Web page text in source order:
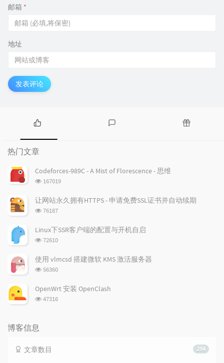
邮箱 *
地址
发表评论
门
文
论
热门文章
Codeforces-989C - A Mist of Florescence - 思维
浏
次
数:
167019
让网站永久拥有HTTPS - 申请免费SSL证书并自动续期
浏
次
76187
Linux下SSR客户端的配置与开机自启
浏
次
数:
72610
使用 vlmcsd 搭建微软 KMS 激活服务器
浏
次
56360
OpenWrt 安装 OpenClash
浏
47316
博客信息
294
文章数目